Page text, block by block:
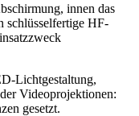
innen das
schlüsselfertige HF-
Lichtgestaltung,
Videoprojektionen:
gesetzt.